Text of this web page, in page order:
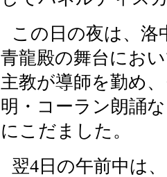
この日の夜は、洛
青龍殿の舞台にお
主教が導師を勤め
明・コーラン朗誦
にこだました。
翌4日の午前中は